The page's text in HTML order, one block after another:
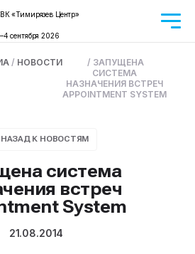
«Тимирязев Центр»
сентября 2026
/ НОВОСТИ / ЗАПУЩЕНА
СИСТЕМА
НАЗНАЧЕНИЯ ВСТРЕЧ
APPOINTMENT SYSTEM
НАЗАД К НОВОСТЯМ
система
встреч
System
21.08.2014